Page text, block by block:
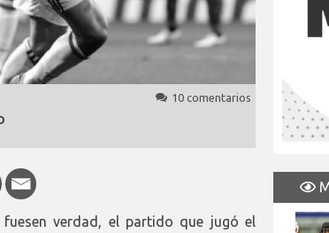
10 comentarios
verdad, el partido que jugó el